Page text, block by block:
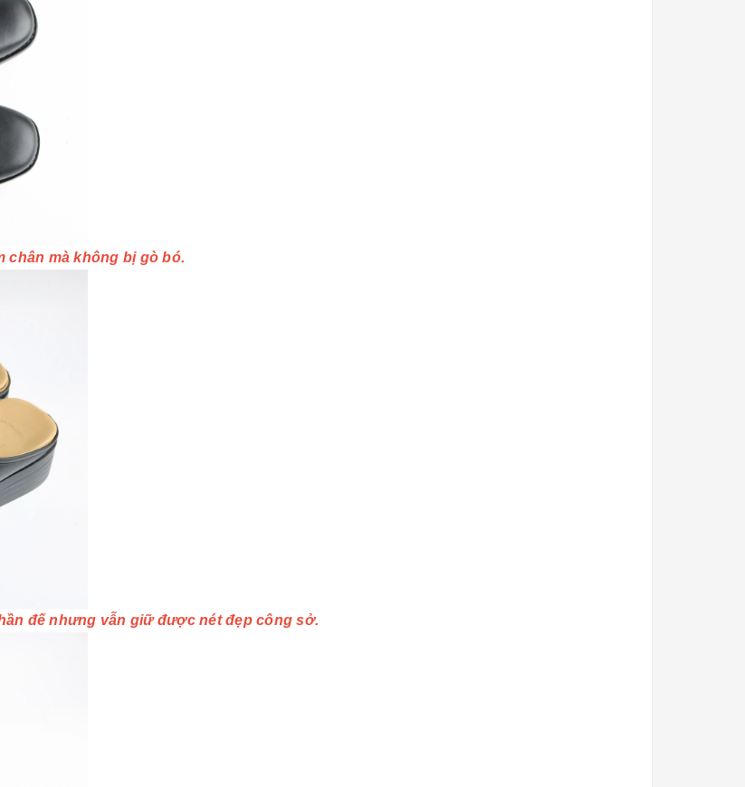
chân mà không bị gò bó.
đế nhưng vẫn giữ được nét đẹp công sở.